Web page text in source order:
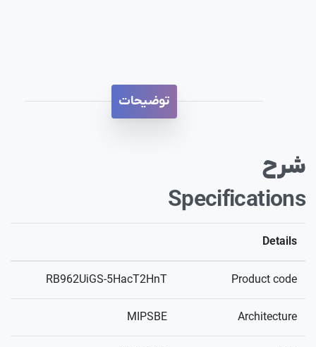
توضیحات
شرح
Specifications
Details
Product code
RB962UiGS-5HacT2HnT
Architecture
MIPSBE